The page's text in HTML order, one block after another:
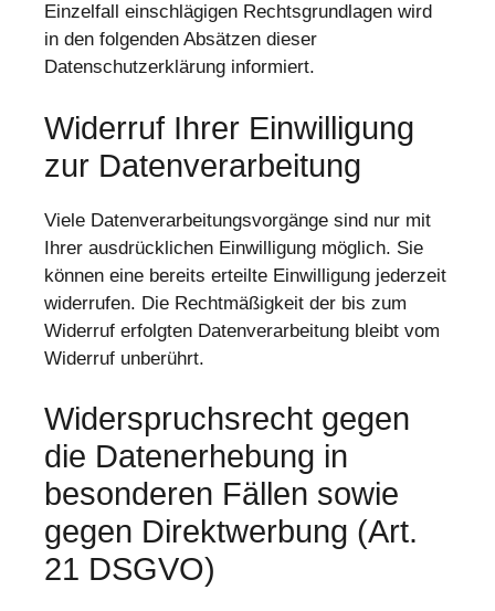
Einzelfall einschlägigen Rechtsgrundlagen wird
in den folgenden Absätzen dieser
Datenschutzerklärung informiert.
Widerruf Ihrer Einwilligung
zur Datenverarbeitung
Viele Datenverarbeitungsvorgänge sind nur mit
Ihrer ausdrücklichen Einwilligung möglich. Sie
können eine bereits erteilte Einwilligung jederzeit
widerrufen. Die Rechtmäßigkeit der bis zum
Widerruf erfolgten Datenverarbeitung bleibt vom
Widerruf unberührt.
Widerspruchsrecht gegen
die Datenerhebung in
besonderen Fällen sowie
gegen Direktwerbung (Art.
21 DSGVO)